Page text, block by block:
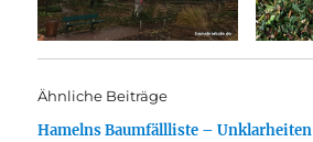
Ähnliche Beiträge
Hamelns Baumfällliste –